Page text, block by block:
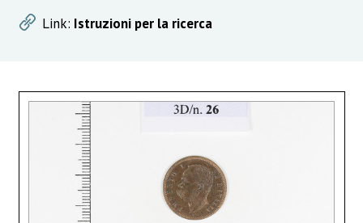
Link: Istruzioni per la ricerca